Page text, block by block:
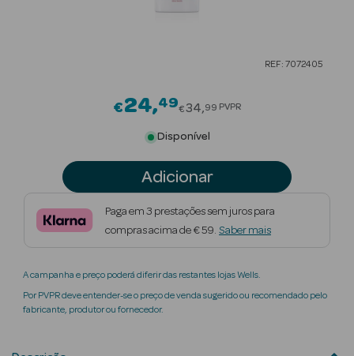
Beauty Season
Beauty Season
Maquilhagem
Beauty Season
Perfumes
REF: 7072405
€24 49Price reduced from
€34 99 PVPR
Disponível
Adicionar
Paga em 3 prestações sem juros para
compras acima de € 59. Saber mais
A campanha e preço poderá diferir das restantes lojas Wells.
Por PVPR deve entender-se o preço de venda sugerido ou recomendado pelo
fabricante, produtor ou fornecedor.